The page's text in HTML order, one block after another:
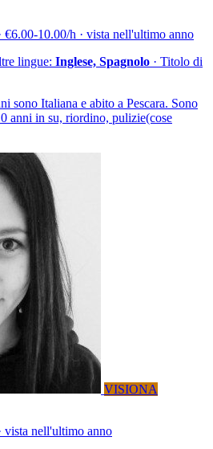
€6.00-10.00/h · vista nell'ultimo anno
lingue: Inglese, Spagnolo · Titolo di
sono Italiana e abito a Pescara. Sono
anni in su, riordino, pulizie(cose
VISIONA
vista nell'ultimo anno